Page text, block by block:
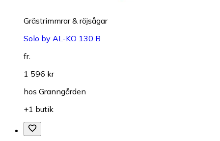
Grästrimmrar & röjsågar
Solo by AL-KO 130 B
fr.
1 596 kr
hos Granngården
+1 butik